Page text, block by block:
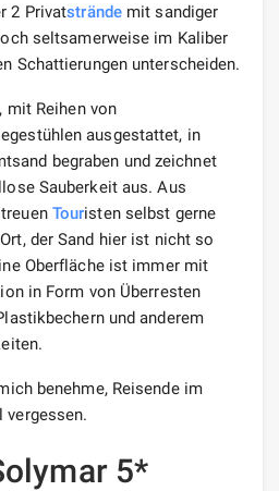
2 Privatsträndemit sandiger
seltsamerweise im Kaliber
Schattierungen unterscheiden.
mit Reihen von
ausgestattet, in
begraben und zeichnet
Sauberkeit aus. Aus
Touristen selbst gerne
der Sand hier ist nicht so
Oberfläche ist immer mit
in Form von Überresten
und anderem
benehme, Reisende im
vergessen.
5*